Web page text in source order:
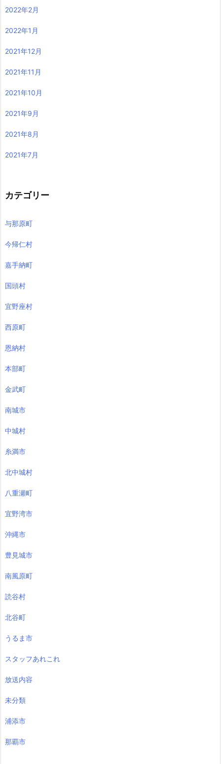
2022年2月
2022年1月
2021年12月
2021年11月
2021年10月
2021年9月
2021年8月
2021年7月
カテゴリー
与那原町
今帰仁村
嘉手納町
国頭村
宜野座村
西原町
恩納村
本部町
金武町
南城市
中城村
糸満市
北中城村
八重瀬町
宜野湾市
沖縄市
豊見城市
南風原町
読谷村
北谷町
うるま市
スタッフあれこれ
放送内容
未分類
浦添市
那覇市